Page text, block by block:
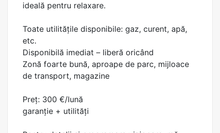
ideală pentru relaxare.
Toate utilitățile disponibile: gaz, curent, apă,
etc.
Disponibilă imediat – liberă oricând
Zonă foarte bună, aproape de parc, mijloace
de transport, magazine
Preț: 300 €/lună
garanție + utilități